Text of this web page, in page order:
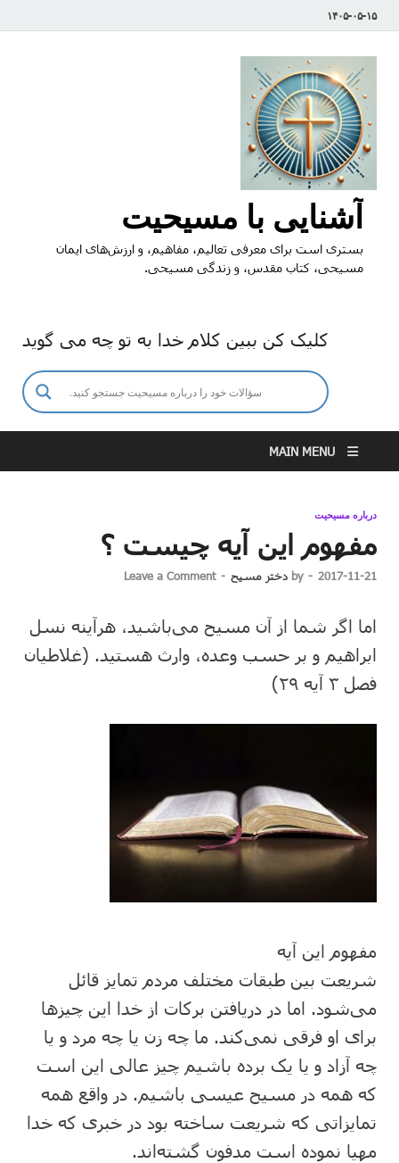
۱۴۰۵-۰۵-۱۵
آشنایی با مسیحیت
بستری است برای معرفی تعالیم، مفاهیم، و ارزش‌های ایمان
مسیحی، کتاب مقدس، و زندگی مسیحی.
کلیک کن ببین کلام خدا به تو چه می گوید
MAIN MENU
درباره مسیحیت
مفهوم این آیه چیست ؟
2017-11-21
-
by دختر مسیح -
Leave a Comment
اما اگر شما از آن مسیح می‌باشید، هرآینه نسل
ابراهیم و بر حسب وعده، وارث هستید. (غلاطیان
فصل ۳ آیه ۲۹)
مفهوم این آیه
شریعت بین طبقات مختلف مردم تمایز قائل
می‌شود. اما در دریافتن برکات از خدا این چیزها
برای او فرقی نمی‌کند. ما چه زن یا چه مرد و یا
چه آزاد و یا یک برده باشیم چیز عالی این است
که همه در مسیح عیسی باشیم. در واقع همه
تمایزاتی که شریعت ساخته بود در خبری که خدا
مهیا نموده است مدفون گشته‌اند.